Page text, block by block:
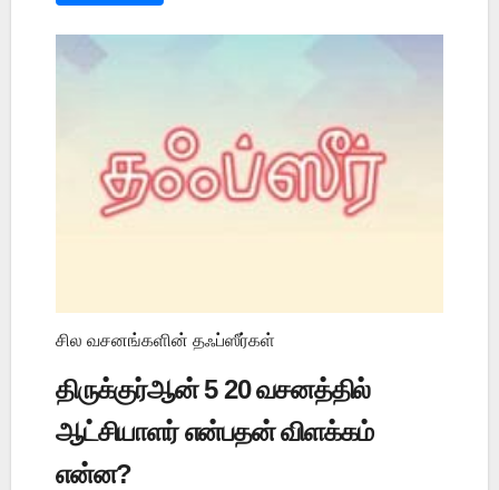
சில வசனங்களின் தஃப்ஸீர்கள்
திருக்குர்ஆன் 5 20 வசனத்தில்
ஆட்சியாளர் என்பதன் விளக்கம்
என்ன?